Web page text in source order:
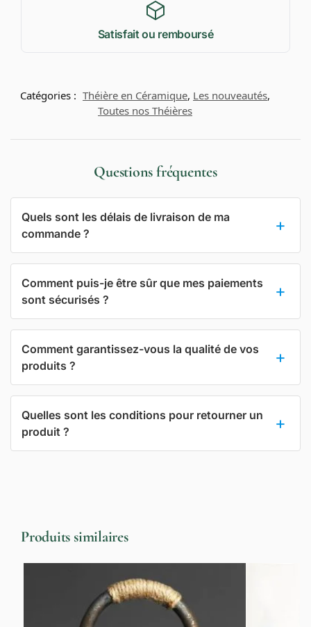
Satisfait ou remboursé
Catégories : Théière en Céramique, Les nouveautés,
Toutes nos Théières
Questions fréquentes
Quels sont les délais de livraison de ma
commande ?
Comment puis-je être sûr que mes paiements
sont sécurisés ?
Comment garantissez-vous la qualité de vos
produits ?
Quelles sont les conditions pour retourner un
produit ?
Produits similaires